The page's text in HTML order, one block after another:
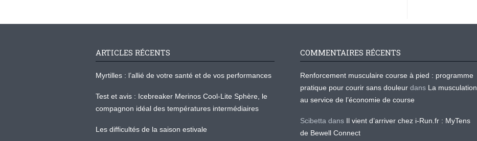
ARTICLES RÉCENTS
Myrtilles : l’allié de votre santé et de vos performances
Test et avis : Icebreaker Merinos Cool-Lite Sphère, le
compagnon idéal des températures intermédiaires
Les difficultés de la saison estivale
COMMENTAIRES RÉCENTS
Renforcement musculaire course à pied : programme
pratique pour courir sans douleur dans La musculation
au service de l’économie de course
Scibetta dans Il vient d’arriver chez i-Run.fr : MyTens
de Bewell Connect